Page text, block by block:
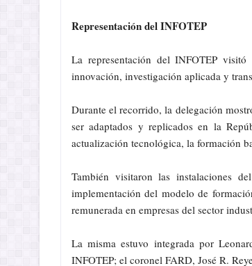
Representación del INFOTEP
La representación del INFOTEP
innovación, investigación aplicada y
Durante el recorrido, la delegación
ser adaptados y replicados en la
actualización tecnológica, la formación
También visitaron las instalaciones
implementación del modelo de
remunerada en empresas del sector
La misma estuvo integrada por
INFOTEP; el coronel FARD, José R.